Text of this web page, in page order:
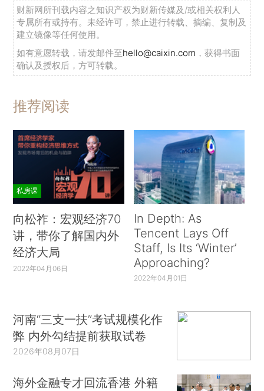
财新网所刊载内容之知识产权为财新传媒及/或相关权利人
专属所有或持有。未经许可，禁止进行转载、摘编、复制及
建立镜像等任何使用。
如有意愿转载，请发邮件至hello@caixin.com ，获得书面
确认及授权后，方可转载。
推荐阅读
私房课
向松祚：宏观经济70
讲，带你了解国内外
经济大局
2022年04月06日
In Depth: As
Tencent Lays Off
Staff, Is Its ‘Winter’
Approaching?
2022年04月01日
河南“三支一扶”考试规模化作
弊 内外勾结提前获取试卷
2026年08月07日
海外金融专才回流香港 外籍